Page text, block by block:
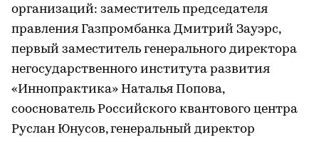
организаций: заместитель председателя
правления Газпромбанка Дмитрий Зауэрс,
первый заместитель генерального директора
негосударственного института развития
«Иннопрактика» Наталья Попова,
сооснователь Российского квантового центра
Руслан Юнусов, генеральный директор